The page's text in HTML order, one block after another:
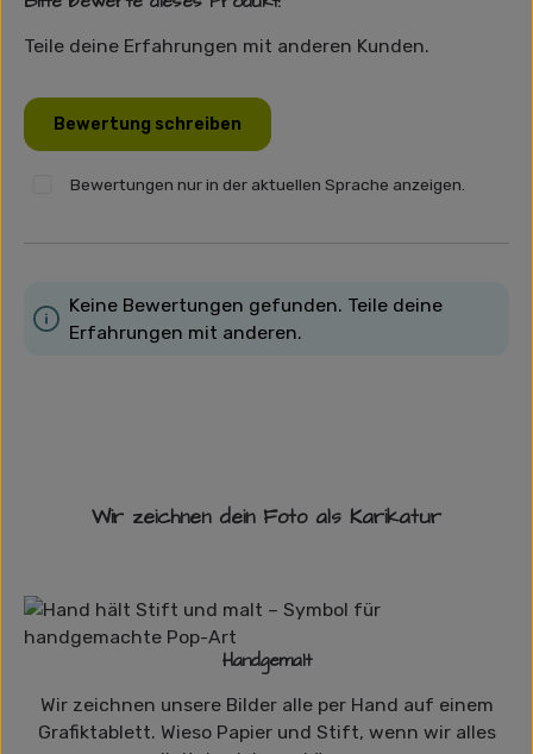
Teile deine Erfahrungen mit anderen Kunden.
Bewertung schreiben
Bewertungen nur in der aktuellen Sprache anzeigen.
Keine Bewertungen gefunden. Teile deine
Erfahrungen mit anderen.
Wir zeichnen dein Foto als Karikatur
Handgemalt
Wir zeichnen unsere Bilder alle per Hand auf einem
Grafiktablett. Wieso Papier und Stift, wenn wir alles